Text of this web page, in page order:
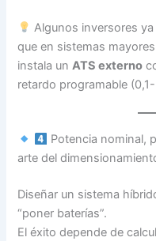
Algunos inversores
que en sistemas
instala unATS externo
retardo programable
Potencia nominal,
arte del
Diseñar un sistema
“poner baterías”.
El éxito depende de